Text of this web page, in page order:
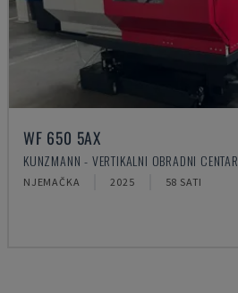
WF 650 5AX
KUNZMANN - VERTIKALNI OBRADNI CENTAR
NJEMAČKA 2025 58 SATI